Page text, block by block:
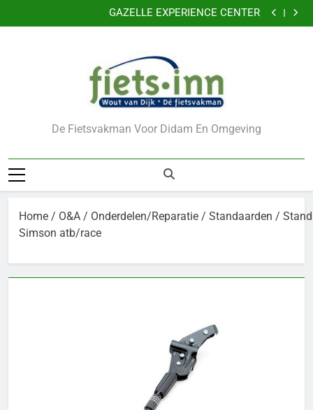
naar
GAZELLE EXPERIENCE CENTER
VERKLEIN DE KANS OP DIEFSTAL VAN UW FIETS
GAZELLE EXPERIENCE CENTER
VERKLEIN DE KANS OP DIEFSTAL VAN UW FIETS
De Fietsvakman Voor Didam En Omgeving
Home / O&A / Onderdelen/Reparatie / Standaarden /
Simson atb/race